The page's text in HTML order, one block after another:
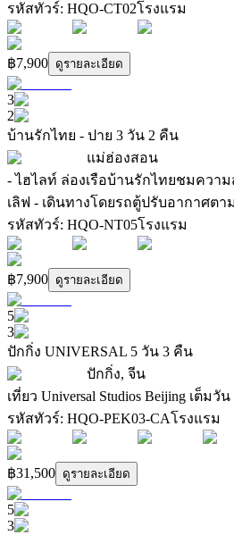
รหัสทัวร์: HQO-CT02โรงแรม
฿7,900 ดูรายละเอียด
3
2
บ้านรักไทย - ปาย 3 วัน 2 คืน
แม่ฮ่องสอน
- ไฮไลท์ ล่องเรือบ้านรักไทยชมคว
เลิฟ - เดินทางโดยรถตู้ปรับอากาศต
รหัสทัวร์: HQO-NT05โรงแรม
฿7,900 ดูรายละเอียด
5
3
ปักกิ่ง UNIVERSAL 5 วัน 3 คืน
ปักกิ่ง, จีน
เที่ยว Universal Studios Beijing เ
รหัสทัวร์: HQO-PEK03-CAโรงแรม
฿31,500 ดูรายละเอียด
5
3